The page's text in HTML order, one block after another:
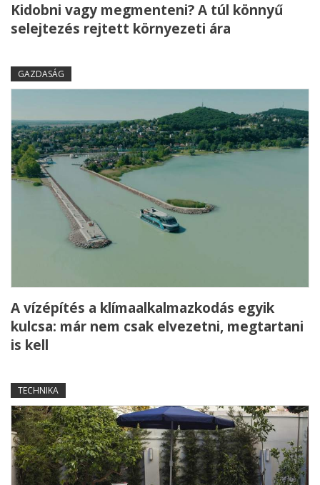
Kidobni vagy megmenteni? A túl könnyű
selejtezés rejtett környezeti ára
GAZDASÁG
A vízépítés a klímaalkalmazkodás egyik
kulcsa: már nem csak elvezetni, megtartani
is kell
TECHNIKA